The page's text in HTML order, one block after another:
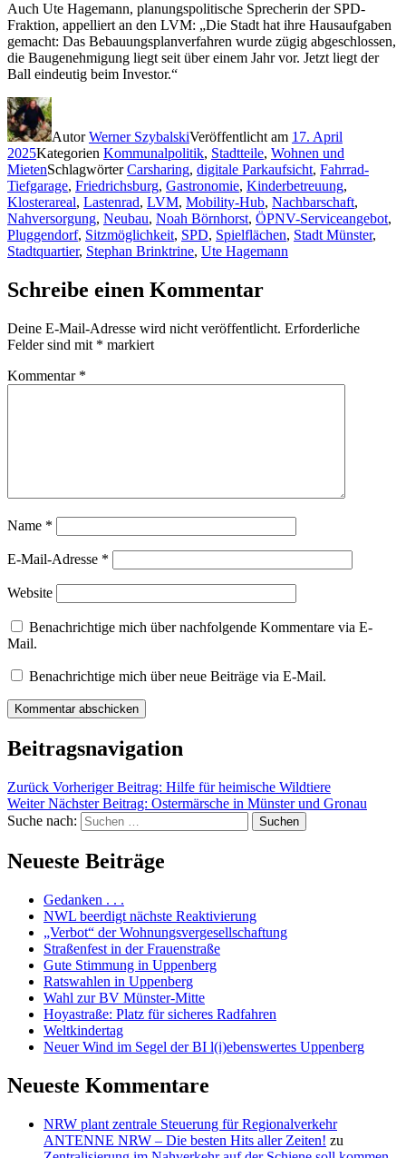
Auch Ute Hagemann, planungspolitische Sprecherin der SPD-
Fraktion, appelliert an den LVM: „Die Stadt hat ihre Hausaufgaben
gemacht: Das Bebauungsplanverfahren wurde zügig abgeschlossen,
die Baugenehmigung liegt seit über einem Jahr vor. Jetzt liegt der
Ball eindeutig beim Investor.“
AutorWerner SzybalskiVeröffentlicht am 17. April
2025Kategorien Kommunalpolitik, Stadtteile, Wohnen und
MietenSchlagwörterCarsharing, digitale Parkaufsicht, Fahrrad-
Tiefgarage, Friedrichsburg, Gastronomie, Kinderbetreuung,
Klosterareal, Lastenrad, LVM, Mobility-Hub, Nachbarschaft,
Nahversorgung, Neubau, Noah Börnhorst, ÖPNV-Serviceangebot,
Pluggendorf, Sitzmöglichkeit, SPD, Spielflächen, Stadt Münster,
Stadtquartier, Stephan Brinktrine, Ute Hagemann
Schreibe einen Kommentar
Deine E-Mail-Adresse wird nicht veröffentlicht. Erforderliche
Felder sind mit * markiert
Kommentar *
Name *
E-Mail-Adresse *
Website
Benachrichtige mich über nachfolgende Kommentare via E-
Mail.
Benachrichtige mich über neue Beiträge via E-Mail.
Beitragsnavigation
Zurück Vorheriger Beitrag: Hilfe für heimische Wildtiere
Weiter Nächster Beitrag: Ostermärsche in Münster und Gronau
Suche nach:
Suchen
Neueste Beiträge
Gedanken . . .
NWL beerdigt nächste Reaktivierung
„Verbot“ der Wohnungsvergesellschaftung
Straßenfest in der Frauenstraße
Gute Stimmung in Uppenberg
Ratswahlen in Uppenberg
Wahl zur BV Münster-Mitte
Hoyastraße: Platz für sicheres Radfahren
Weltkindertag
Neuer Wind im Segel der BI l(i)ebenswertes Uppenberg
Neueste Kommentare
NRW plant zentrale Steuerung für Regionalverkehr
ANTENNE NRW – Die besten Hits aller Zeiten! zu